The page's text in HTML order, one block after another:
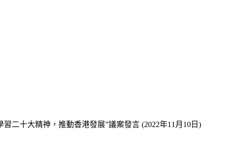
習二十大精神，推動香港發展”議案發言 (2022年11月10日)